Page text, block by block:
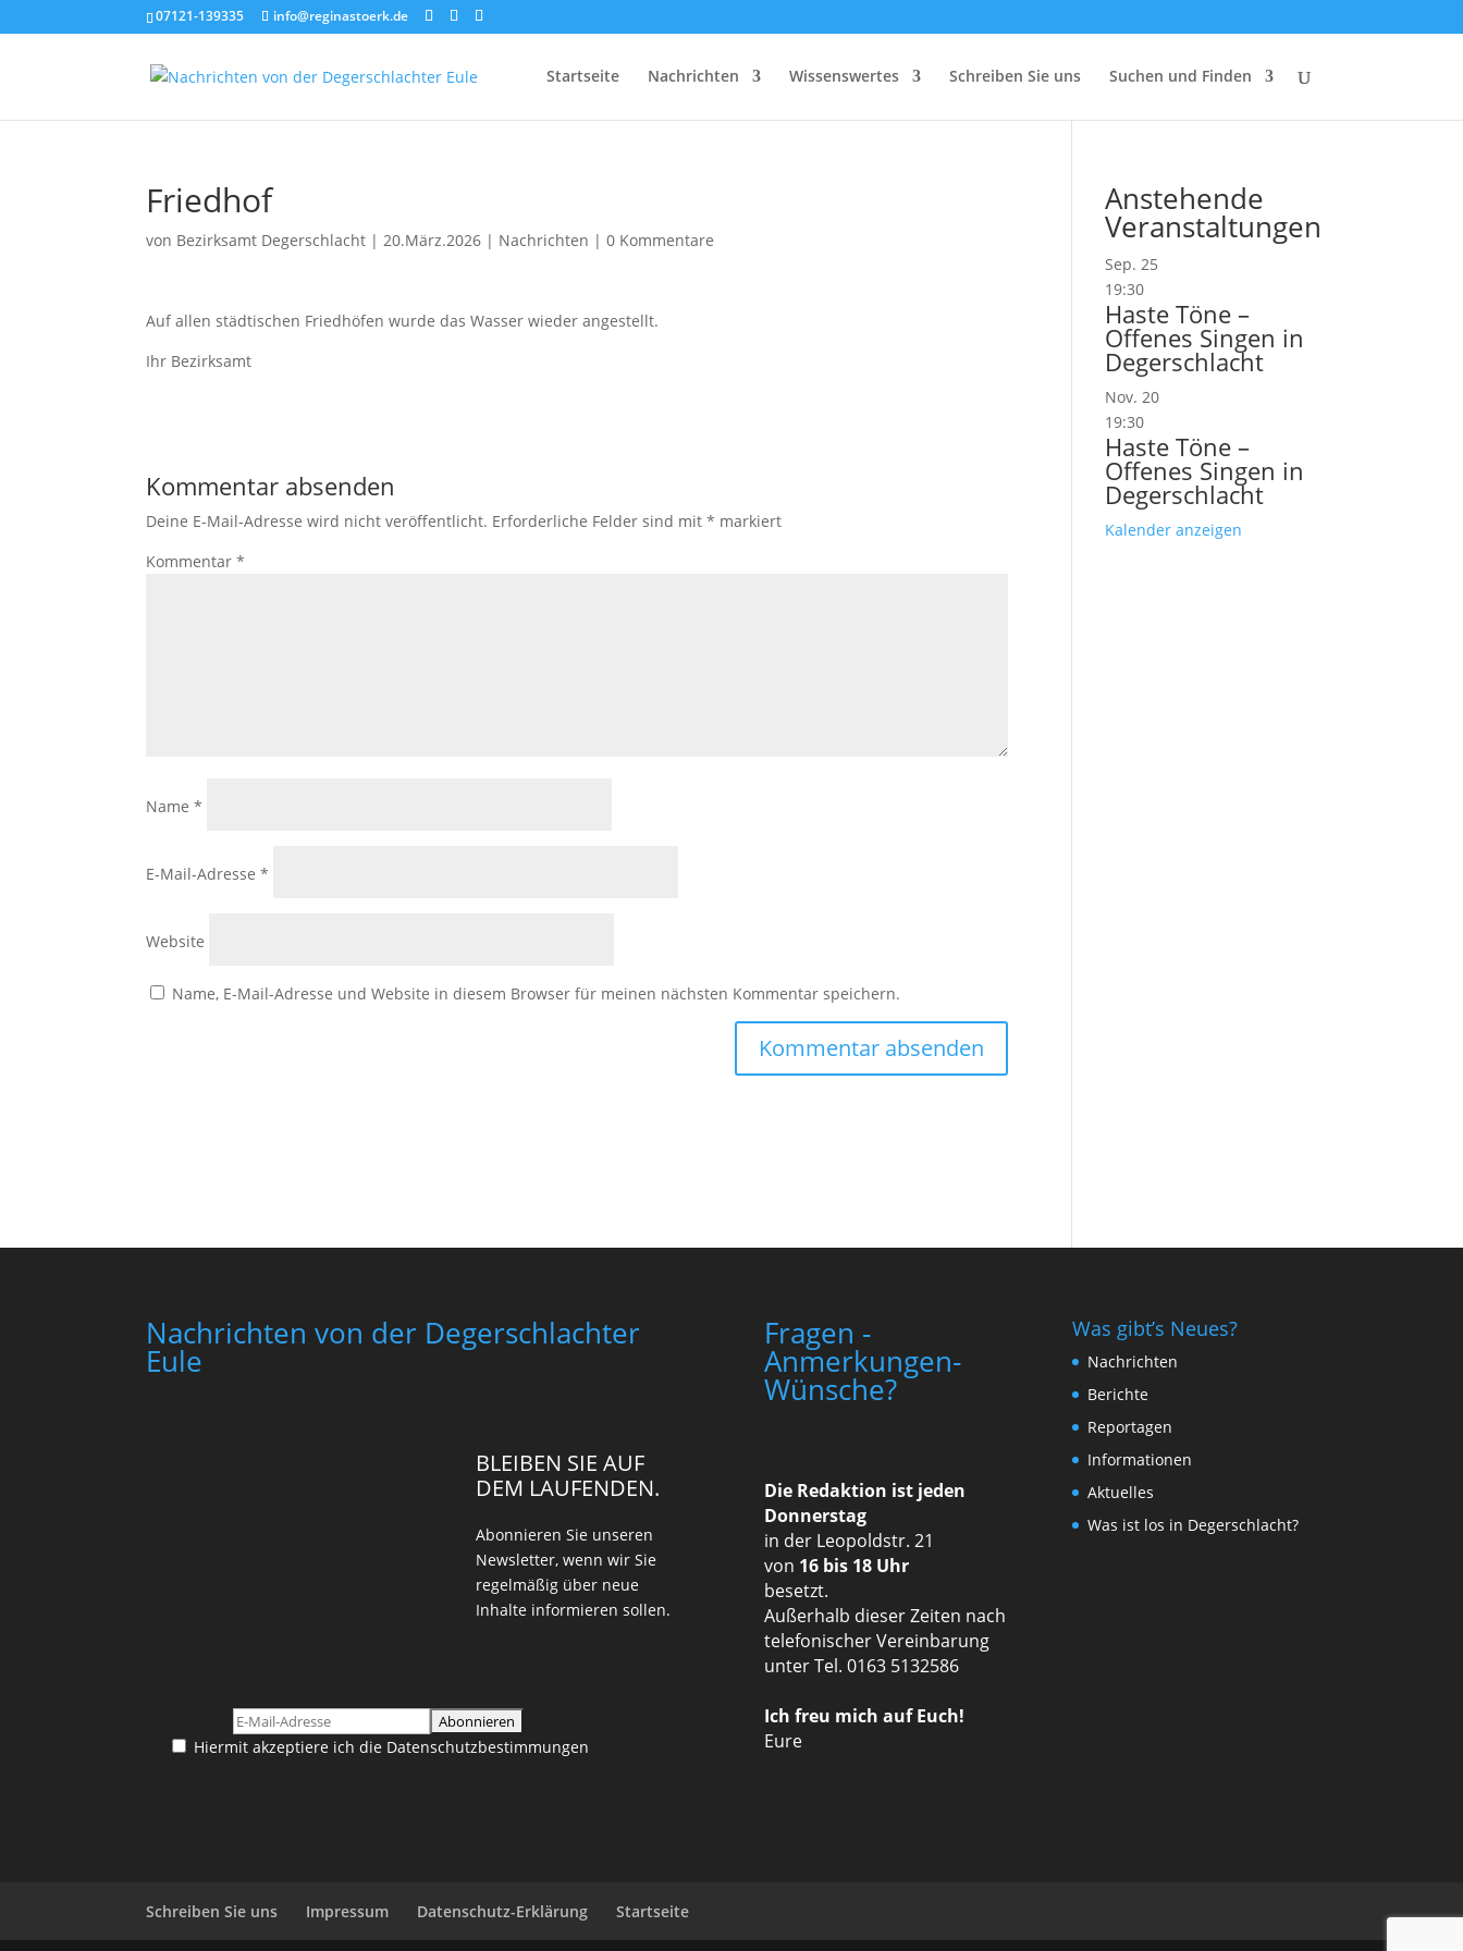
07121-139335 info@reginastoerk.de
Startseite Nachrichten Wissenswertes Schreiben Sie uns Suchen und Finden
Friedhof
von Bezirksamt Degerschlacht |20.März.2026 | Nachrichten |0 Kommentare
Auf allen städtischen Friedhöfen wurde das Wasser wieder angestellt.
Ihr Bezirksamt
Kommentar absenden
Deine E-Mail-Adresse wird nicht veröffentlicht. Erforderliche Felder sind mit* markiert
Kommentar*
Name*
E-Mail-Adresse*
Website
Name, E-Mail-Adresse und Website in diesem Browser für meinen nächsten Kommentar speichern.
Anstehende
Veranstaltungen
Sep.25
19:30
Haste Töne –
Offenes Singen in
Degerschlacht
Nov.20
19:30
Haste Töne –
Offenes Singen in
Degerschlacht
Kalender anzeigen
Nachrichten von der Degerschlachter
Eule
BLEIBEN SIE AUF
DEM LAUFENDEN.
Abonnieren Sie unseren
Newsletter, wenn wir Sie
regelmäßig über neue
Inhalte informieren sollen.
Hiermit akzeptiere ich die Datenschutzbestimmungen
Fragen -
Anmerkungen-
Wünsche?
Die Redaktion ist jeden
Donnerstag
in der Leopoldstr. 21
von 16 bis 18 Uhr
besetzt.
Außerhalb dieser Zeiten nach
telefonischer Vereinbarung
unter Tel. 0163 5132586
Ich freu mich auf Euch!
Eure
Was gibt’s Neues?
Nachrichten
Berichte
Reportagen
Informationen
Aktuelles
Was ist los in Degerschlacht?
Schreiben Sie uns Impressum Datenschutz-Erklärung Startseite